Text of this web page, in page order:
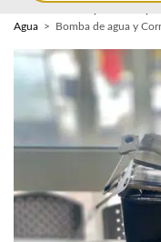
Agua
Bomba de agua y